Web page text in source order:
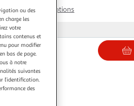
Plus d'options
Paris Prix
part. mobilier.
ou des
charge les
votre
contenus et
pour modifier
bas de page.
à notre
suivantes
l’identification.
des